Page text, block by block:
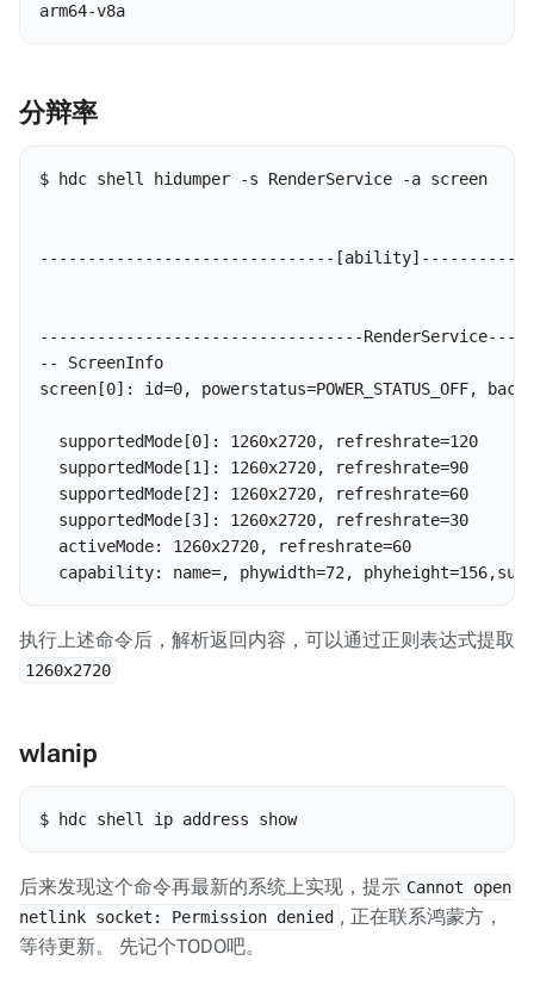
arm64-v8a
分辩率
$ hdc shell hidumper -s RenderService -a screen
-------------------------------
----------------------------------
-- ScreenInfo
screen[0]: id=0,
  supportedMode[0]: 1260x2720, refreshrate=120
  supportedMode[1]: 1260x2720, refreshrate=90
  supportedMode[2]: 1260x2720, refreshrate=60
  supportedMode[3]: 1260x2720, refreshrate=30
  activeMode: 1260x2720, refreshrate=60
capability: name=, phywidth=72,
执行上述命令后，解析返回内容，可以通过正则表达式提取
1260x2720
wlanip
$ hdc shell ip address show
后来发现这个命令再最新的系统上实现，提示 Cannot open
netlink socket: Permission denied , 正在联系鸿蒙方，
等待更新。 先记个TODO吧。